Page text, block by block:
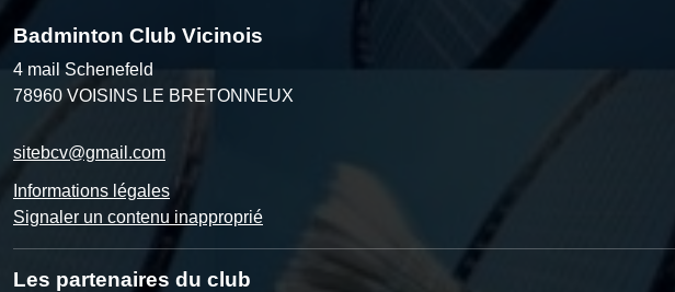
Badminton Club Vicinois
4 mail Schenefeld
78960 VOISINS LE BRETONNEUX
sitebcv@gmail.com
Informations légales
Signaler un contenu inapproprié
Les partenaires du club